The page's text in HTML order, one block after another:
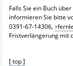
Falls Sie ein Buch
informieren Sie bitte
0391-67-14306,
Fristverlängerung mit
[ top ]